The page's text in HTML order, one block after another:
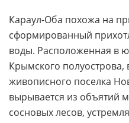
Караул-Оба похожа на
сформированный
воды. Расположенная в
Крымского полуострова,
живописного поселка
вырывается из объятий
сосновых лесов,